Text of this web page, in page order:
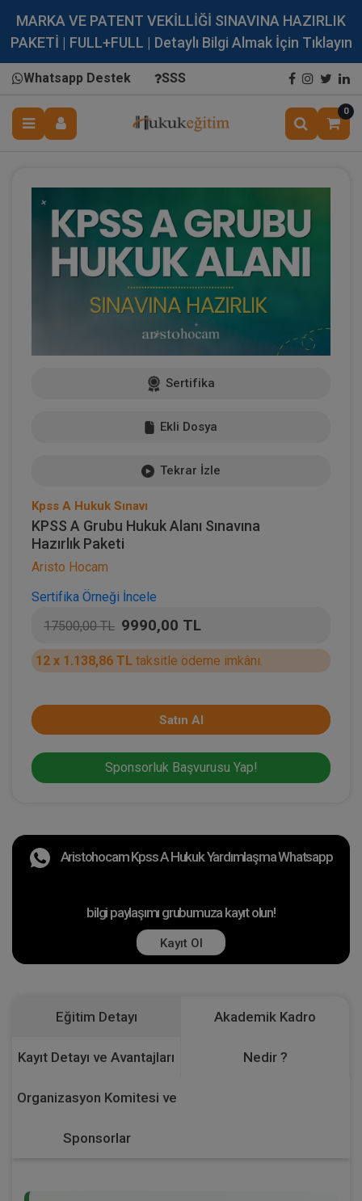
MARKA VE PATENT VEKİLLİĞİ SINAVINA HAZIRLIK
PAKETİ | FULL+FULL | Detaylı Bilgi Almak İçin Tıklayın
Whatsapp Destek SSS
0
Sertifika
Ekli Dosya
Tekrar İzle
Kpss A Hukuk Sınavı
KPSS A Grubu Hukuk Alanı Sınavına
Hazırlık Paketi
Aristo Hocam
Sertifika Örneği İncele
17500,00 TL 9990,00 TL
12 x 1.138,86 TL taksitle ödeme imkânı.
Satın Al
Sponsorluk Başvurusu Yap!
Aristohocam Kpss A Hukuk Yardımlaşma Whatsapp
bilgi paylaşımı grubumuza kayıt olun!
Kayıt Ol
Eğitim Detayı Akademik Kadro
Kayıt Detayı ve Avantajları Nedir ?
Organizasyon Komitesi ve
Sponsorlar